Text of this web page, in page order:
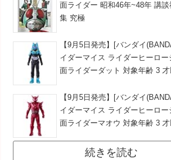
面ライダー 昭和46年~48年 講
集 究極
【9月5日発売】[バンダイ
イダーマイス ライダーヒーロー
面ライダーダット 対象年齢 3 才
【9月5日発売】[バンダイ
イダーマイス ライダーヒーロー
面ライダーマオウ 対象年齢 3 才
続きを読む